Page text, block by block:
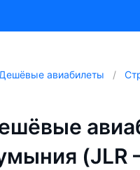
авиабилеты
(JLR